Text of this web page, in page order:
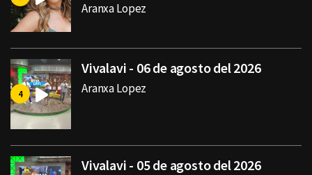
Aranxa Lopez
Vivalavi - 06 de agosto del 2026
Aranxa Lopez
Vivalavi - 05 de agosto del 2026